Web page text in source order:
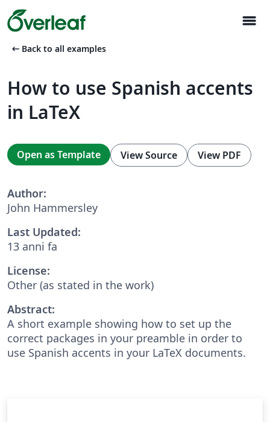
menu
arrow_left_alt Back to all examples
How to use Spanish accents
in LaTeX
Open as Template View Source View PDF
Author:
John Hammersley
Last Updated:
13 anni fa
License:
Other (as stated in the work)
Abstract:
A short example showing how to set up the
correct packages in your preamble in order to
use Spanish accents in your LaTeX documents.